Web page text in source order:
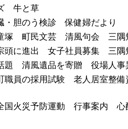
牛と草
・胆のう検診 保健婦だより
塚 町民文芸 清風句会 三隅
頭に進出 女子社員募集 三隅
題 清風遺品を寄贈 役場人事
職員の採用試験 老人居室整
国火災予防運動 行事案内 心